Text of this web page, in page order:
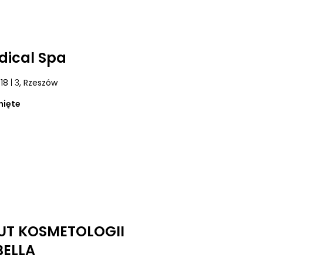
Spa
| 3, Rzeszów
KOSMETOLOGII